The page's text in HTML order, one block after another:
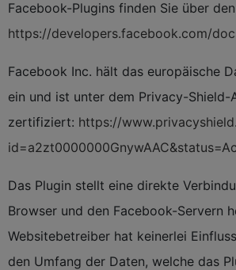
Facebook-Plugins finden Sie über
https://developers.facebook.com/
Facebook Inc. hält das europäische
ein und ist unter dem Privacy-Shield-
zertifiziert: https://
Das Plugin stellt eine direkte
Browser und den Facebook-Servern
Websitebetreiber hat keinerlei
den Umfang der Daten, welche das